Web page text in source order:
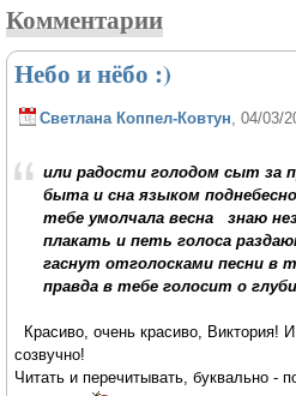
Комментарии
Небо и нёбо :)
Светлана Коппел-Ковтун, 04/03/
или радости голодом сыт за
быта и сна языком
тебе умолчала весна знаю
плакать и петь голоса
гаснут отголосками песни в
правда в тебе голосит о
Красиво, очень красиво, Виктория!
созвучно!
Читать и перечитывать, буквально -